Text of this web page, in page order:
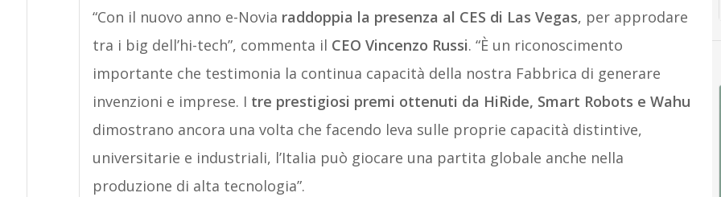
“Con il nuovo anno e-Novia raddoppia la presenza al CES di Las Vegas, per approdare
tra i big dell’hi-tech”, commenta il CEO Vincenzo Russi. “È un riconoscimento
importante che testimonia la continua capacità della nostra Fabbrica di generare
invenzioni e imprese. I tre prestigiosi premi ottenuti da HiRide, Smart Robots e Wahu
dimostrano ancora una volta che facendo leva sulle proprie capacità distintive,
universitarie e industriali, l’Italia può giocare una partita globale anche nella
produzione di alta tecnologia”.